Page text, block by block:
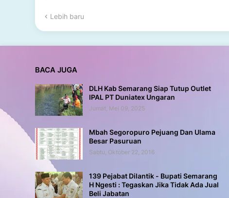
Lebih baru
BACA JUGA
DLH Kab Semarang Siap Tutup Outlet
IPAL PT Duniatex Ungaran
Jumat, Mei 09, 2025
Mbah Segoropuro Pejuang Dan Ulama
Besar Pasuruan
Sabtu, Oktober 22, 2016
139 Pejabat Dilantik - Bupati Semarang
H Ngesti : Tegaskan Jika Tidak Ada Jual
Beli Jabatan